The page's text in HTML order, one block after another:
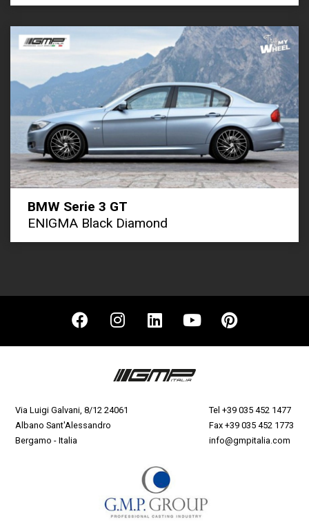
BMW Serie 3 GT
ENIGMA Black Diamond
Via Luigi Galvani, 8/12 24061
Albano Sant'Alessandro
Bergamo - Italia
Tel +39 035 452 1477
Fax +39 035 452 1773
info@gmpitalia.com